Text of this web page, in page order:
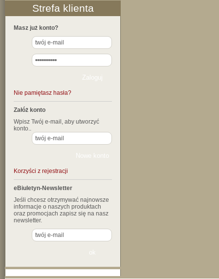
Strefa klienta
Masz już konto?
Nie pamiętasz hasła?
Załóż konto
Wpisz Twój e-mail, aby utworzyć
konto..
Korzyści z rejestracji
eBiuletyn-Newsletter
Jeśli chcesz otrzymywać najnowsze
informacje o naszych produktach
oraz promocjach zapisz się na nasz
newsletter.